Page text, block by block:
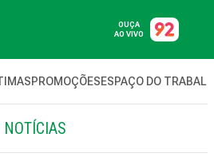
OUÇA
AO VIVO
PROMOÇÕESESPAÇO DO
NOTÍCIAS